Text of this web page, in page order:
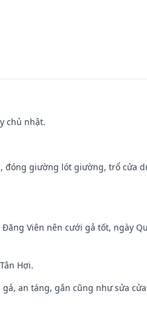
chủ nhật.
giường lót giường, trổ cửa
Viên nên cưới gả tốt, ngày
Hợi.
gả, an táng, gắn cũng như sửa